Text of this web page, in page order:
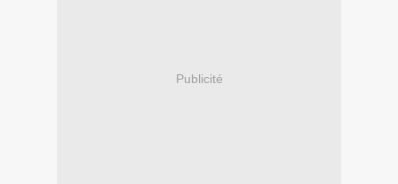
Publicité